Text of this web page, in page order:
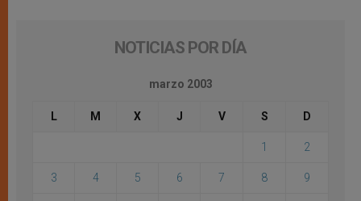
NOTICIAS POR DÍA
marzo 2003
L M X J V S D
1 2
3 4 5 6 7 8 9